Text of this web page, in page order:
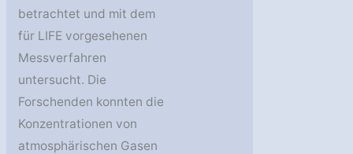
betrachtet und mit dem
für LIFE vorgesehenen
Messverfahren
untersucht. Die
Forschenden konnten die
Konzentrationen von
atmosphärischen Gasen